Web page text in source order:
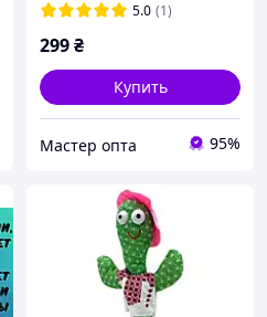
5.0 (1)
299₴
Купить
Мастер опта 95%